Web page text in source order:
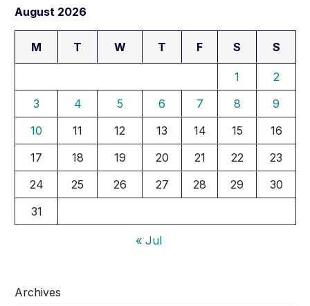
August 2026
M T W T F S S
1
2
3
4 5 6 7 8
9
10
11 12 13 14 15
16
17
18 19 20 21 22
23
24
25 26 27 28 29
30
31
« Jul
Archives